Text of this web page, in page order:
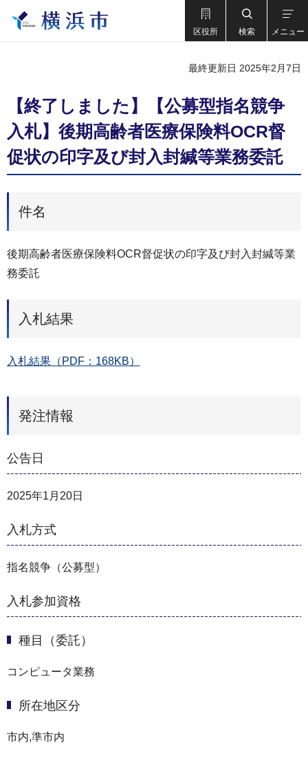
区役所 検索 メニュー
最終更新日 2025年2月7日
【終了しました】【公募型指名競争
入札】後期高齢者医療保険料OCR督
促状の印字及び封入封緘等業務委託
件名
後期高齢者医療保険料OCR督促状の印字及び封入封緘等業
務委託
入札結果
入札結果（PDF：168KB）
発注情報
公告日
2025年1月20日
入札方式
指名競争（公募型）
入札参加資格
種目（委託）
コンピュータ業務
所在地区分
市内,準市内